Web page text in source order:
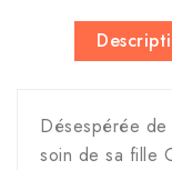
Désespérée
soin de sa fille